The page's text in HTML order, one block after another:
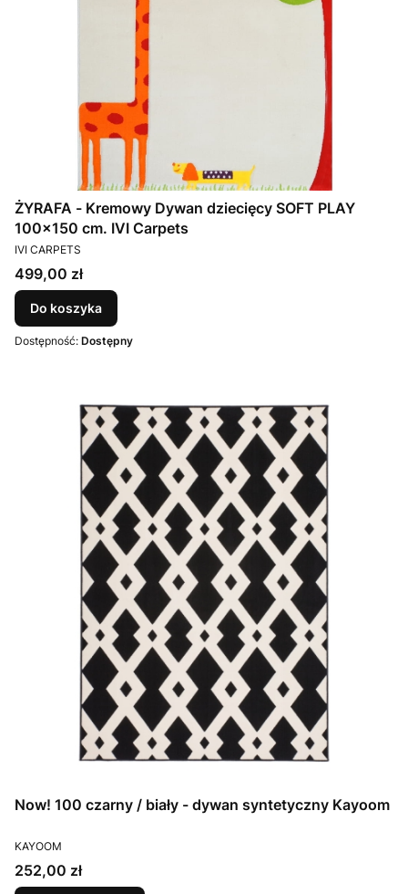
ŻYRAFA - Kremowy Dywan dziecięcy SOFT PLAY
100x150 cm. IVI Carpets
PRODUCENT
IVI CARPETS
Cena
499,00 zł
Do koszyka
Dostępność: Dostępny
Now! 100 czarny / biały - dywan syntetyczny Kayoom
PRODUCENT
KAYOOM
Cena
252,00 zł